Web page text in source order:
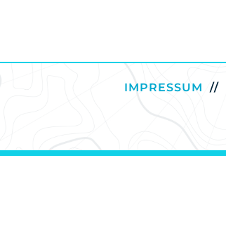
IMPRESSUM //